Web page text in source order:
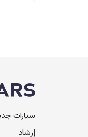
سيارات
إرشاد